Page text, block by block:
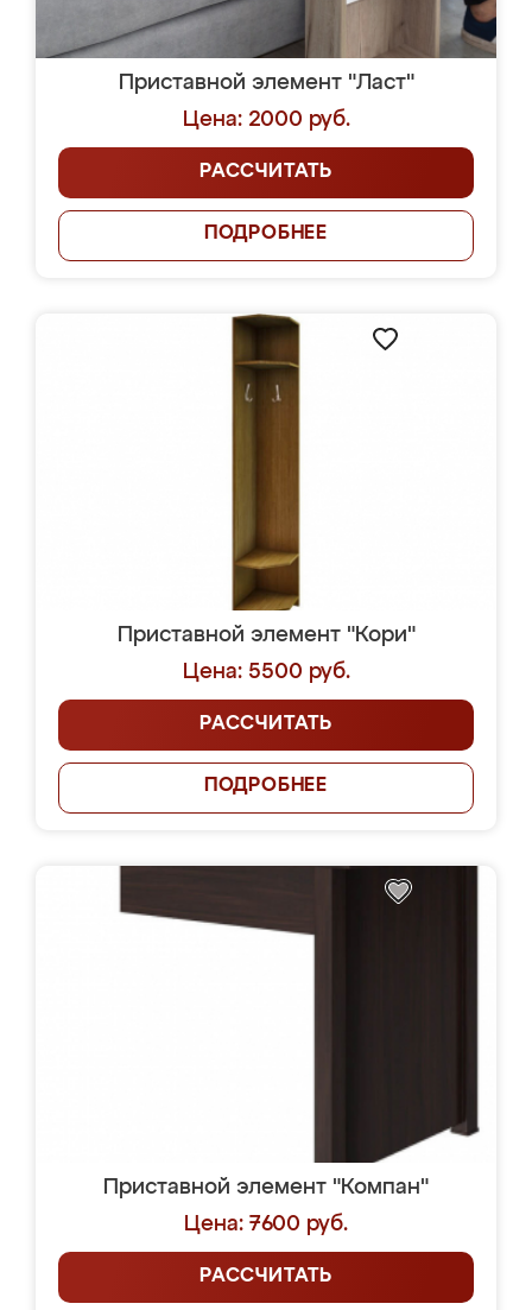
Приставной элемент "Ласт"
Цена: 2000 руб.
РАССЧИТАТЬ
ПОДРОБНЕЕ
Приставной элемент "Кори"
Цена: 5500 руб.
РАССЧИТАТЬ
ПОДРОБНЕЕ
Приставной элемент "Компан"
Цена: 7600 руб.
РАССЧИТАТЬ